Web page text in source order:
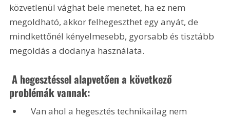
közvetlenül vághat bele menetet, ha ez nem
megoldható, akkor felhegeszthet egy anyát, de
mindkettőnél kényelmesebb, gyorsabb és tisztább
megoldás a dodanya használata.
A hegesztéssel alapvetően a következő
problémák vannak:
Van ahol a hegesztés technikailag nem